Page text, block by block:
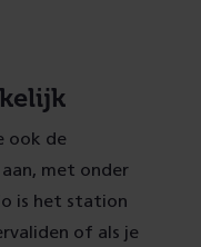
ook de
met onder
is het station
of als je